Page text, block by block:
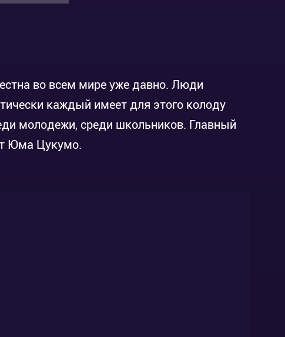
во всем мире уже давно. Люди
каждый имеет для этого колоду
молодежи, среди школьников. Главный
Юма Цукумо.